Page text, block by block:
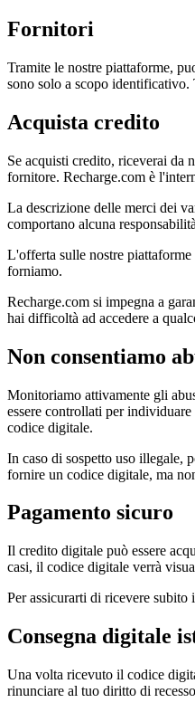
Fornitori
Tramite le nostre piattaforme,
sono solo a scopo
Acquista credito
Se acquisti credito, riceverai da
fornitore. Recharge.com è
La descrizione delle merci dei
comportano alcuna
L'offerta sulle nostre
forniamo.
Recharge.com si impegna a
hai difficoltà ad accedere a
Non consentiamo
Monitoriamo attivamente gli
essere controllati per
codice digitale.
In caso di sospetto uso illegale,
fornire un codice digitale, ma
Pagamento sicuro
Il credito digitale può essere
casi, il codice digitale verrà
Per assicurarti di ricevere
Consegna digitale
Una volta ricevuto il codice
rinunciare al tuo diritto di